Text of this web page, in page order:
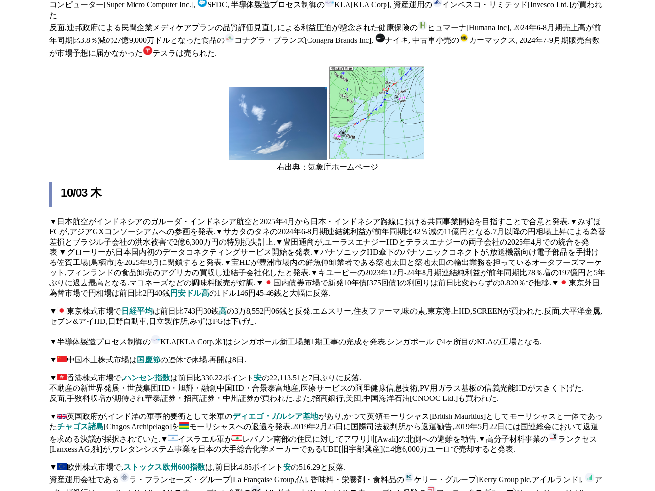
コンピューター[Super Micro Computer Inc.],
SFDC, 半導体製造プロセス制御の KLA[KLA Corp], 資産運用の
インベスコ・リミテッド[Invesco Ltd.]が買われ
た.
反面,連邦政府による民間企業メディケアプランの品質評価見直しによる利益圧迫が懸念された健康保険の
ヒュマーナ[Humana Inc], 2024年6-8月期売上高が前
年同期比3.8％減の27億9,000万ドルとなった食品の
コナグラ・ブランズ[Conagra Brands Inc], ナイキ, 中古車小売の
カーマックス, 2024年7-9月期販売台数
が市場予想に届かなかった
テスラは売られた.
右出典：気象庁ホームページ
10/03 木
▼日本航空がインドネシアのガルーダ・インドネシア航空と2025年4月から日本・インドネシア路線における共同事業開始を目指すことで合意と発表.▼みずほ
FGが,アジアGXコンソーシアムへの参画を発表.▼サカタのタネの2024年6-8月期連結純利益が前年同期比42％減の11億円となる.7月以降の円相場上昇による為替
差損とブラジル子会社の洪水被害で2億6,300万円の特別損失計上.▼豊田通商が,ユーラスエナジーHDとテラスエナジーの両子会社の2025年4月での統合を発
表.▼グローリーが,日本国内初のデータコネクティングサービス開始を発表.▼パナソニックHD傘下のパナソニックコネクトが,放送機器向け電子部品を手掛け
る佐賀工場[鳥栖市]を2025年9月に閉鎖すると発表.▼宝HDが豊洲市場内の鮮魚仲卸業者である築地太田と築地太田の輸出業務を担っているオータフーズマーケ
ット,フィンランドの食品卸売のアグリカの買収し連結子会社化したと発表.▼キユーピーの2023年12月-24年8月期連結純利益が前年同期比78％増の197億円と5年
ぶりに過去最高となる.マヨネーズなどの調味料販売が好調.▼
国内債券市場で新発10年債[375回債]の利回りは前日比変わらずの0.820％で推移.▼
東京外国
為替市場で円相場は前日比2円40銭 円安ドル高の1ドル146円45-46銭と大幅に反落.
▼ 東京株式市場で日経平均は前日比743円30銭高の3万8,552円06銭と反発.エムスリー,住友ファーマ,味の素,東京海上HD,SCREENが買われた.反面,大平洋金属,
セブン&アイHD,日野自動車,日立製作所,みずほFGは下げた.
▼半導体製造プロセス制御の KLA[KLA Corp,米]はシンガポール新工場第1期工事の完成を発表.シンガポールで4ヶ所目のKLAの工場となる.
▼ 中国本土株式市場は 国慶節の連休で休場.再開は8日.
▼ 香港株式市場で,ハンセン指数は前日比330.22ポイント 安の22,113.51と7日ぶりに反落.
不動産の新世界発展・世茂集団HD・旭輝・融創中国HD・合景泰富地産,医療サービスの阿里健康信息技術,PV用ガラス基板の信義光能HDが大きく下げた.
反面,手数料収増が期待され華泰証券・招商証券・中州証券が買われた.また,招商銀行,美団,中国海洋石油[CNOOC Ltd.]も買われた.
▼ 英国政府が,インド洋の軍事的要衝として米軍のディエゴ・ガルシア基地があり,かつて英領モーリシャス[British Mauritius]としてモーリシャスと一体であっ
たチャゴス諸島[Chagos Archipelago]を
モーリシャスへの返還を発表.2019年2月25日に国際司法裁判所から返還勧告,2019年5月22日には国連総会において返還
を求める決議が採択されていた.▼
イスラエル軍が レバノン南部の住民に対してアワリ川[Awali]の北側への避難を勧告.▼高分子材料事業の
ランクセス
[Lanxess AG,独]が,ウレタンシステム事業を日本の大手総合化学メーカーであるUBE[旧宇部興産]に4億6,000万ユーロで売却すると発表.
▼ 欧州株式市場で,ストックス欧州600指数は,前日比4.85ポイント 安の516.29と反落.
資産運用会社である
ラ・フランセーズ・グループ[La Française Group,仏], 香味料・栄養剤・食料品の ケリー・グループ[Kerry Group plc,アイルランド],
ア